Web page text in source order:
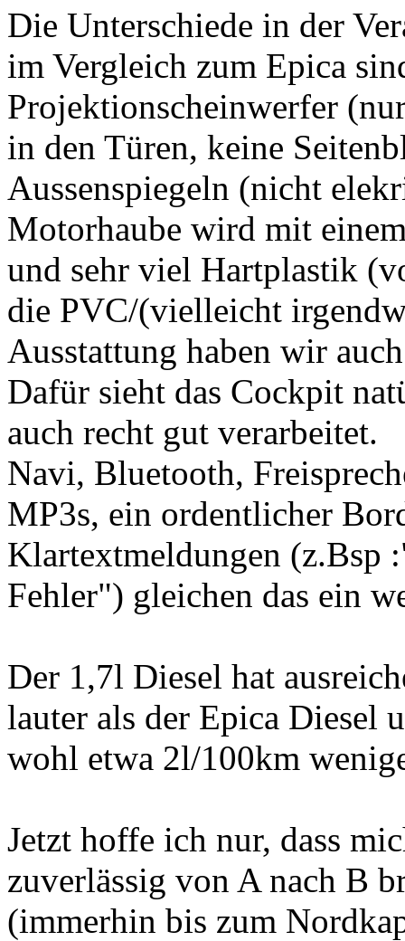
Die Unterschiede in der
im Vergleich zum Epica
Projektionscheinwerfer
in den Türen, keine
Aussenspiegeln (nicht
Motorhaube wird mit
und sehr viel Hartplastik
die PVC/(vielleicht
Ausstattung haben wir
Dafür sieht das Cockpit
auch recht gut verarbeitet.
Navi, Bluetooth,
MP3s, ein ordentlicher
Klartextmeldungen (z.Bsp
Fehler") gleichen das ein
Der 1,7l Diesel hat
lauter als der Epica Diesel
wohl etwa 2l/100km
Jetzt hoffe ich nur, dass
zuverlässig von A nach B
(immerhin bis zum